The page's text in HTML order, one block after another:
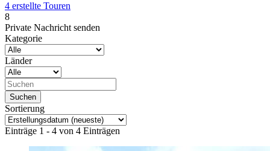
4 erstellte Touren
8
Private Nachricht senden
Kategorie
Länder
Sortierung
Einträge 1 - 4 von 4 Einträgen